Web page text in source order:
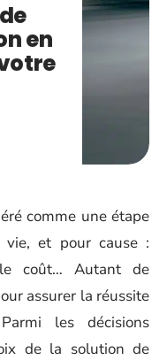
en
comme une étape
vie, et pour cause :
le coût… Autant de
assurer la réussite
les décisions
de la solution de